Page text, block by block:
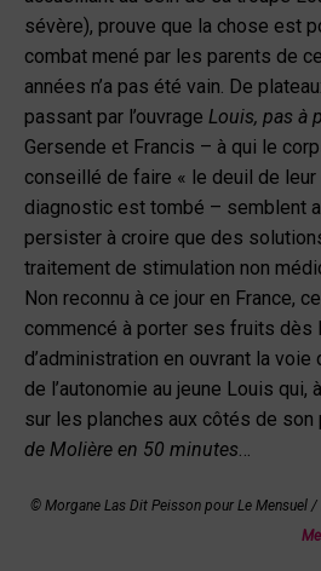
sévère), prouve que la chose est
combat mené par les parents de
années n’a pas été vain. De
passant par l’ouvrage Louis, pas à
Gersende et Francis – à qui le
conseillé de faire « le deuil de
diagnostic est tombé – semblent
persister à croire que des
traitement de stimulation non
Non reconnu à ce jour en France,
commencé à porter ses fruits dès
d’administration en ouvrant la
de l’autonomie au jeune Louis qui,
sur les planches aux côtés de son
de Molière en 50 minutes…
© Morgane Las Dit Peisson pour Le Mensuel /